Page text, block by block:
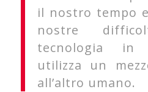
il nostro tempo
nostre
tecnologia in
utilizza un
all’altro umano.